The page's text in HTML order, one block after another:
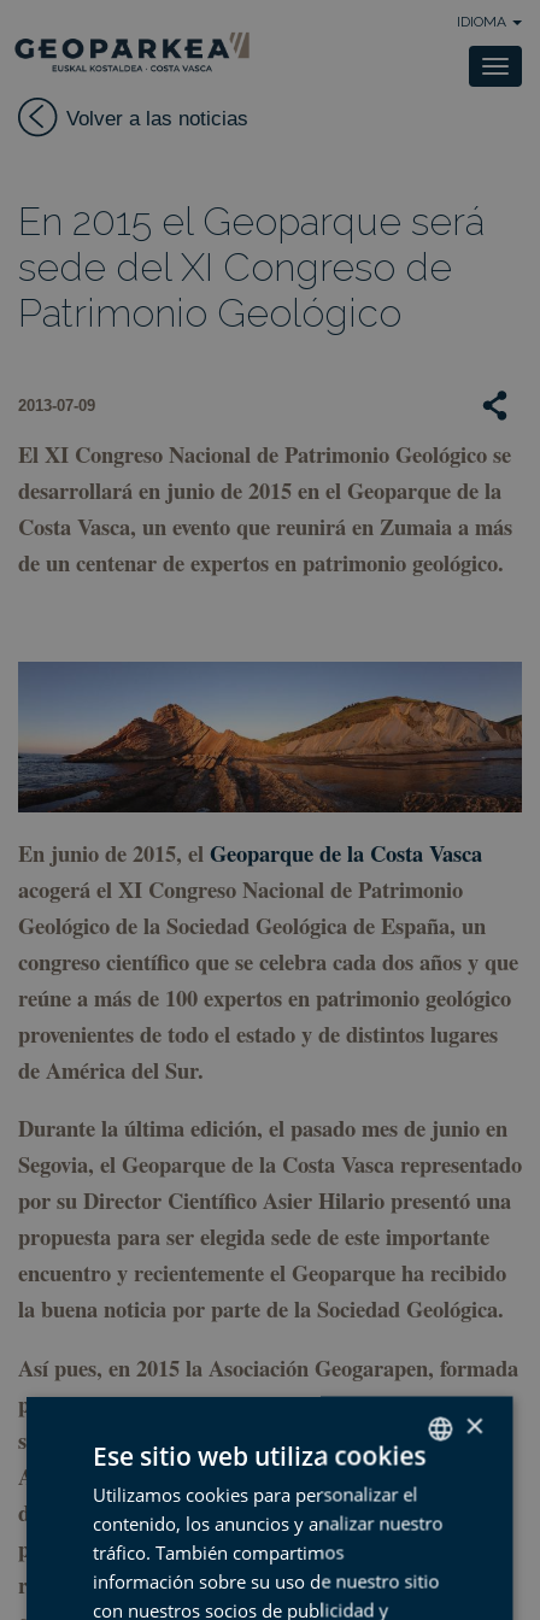
IDIOMA
Volver a las noticias
En 2015 el Geoparque será
sede del XI Congreso de
Patrimonio Geológico
2013-07-09
El XI Congreso Nacional de Patrimonio Geológico se
desarrollaráen junio de 2015en el Geoparque de la
Costa Vasca, un evento que reunirá en Zumaia a más
de un centenar de expertos en patrimonio geológico.
En junio de 2015, elGeoparque de la Costa Vasca
acogerá el XI Congreso Nacional de Patrimonio
Geológico de la Sociedad Geológica de España, un
congreso científico que se celebra cada dos años y que
reúne a más de 100 expertos en patrimonio geológico
provenientes de todo el estado y de distintos lugares
de América del Sur.
Durante la última edición, el pasado mes de junio en
Segovia, el Geoparque de la Costa Vasca representado
por su Director Científico Asier Hilario presentó una
propuesta para ser elegida sede de este importante
encuentro y recientemente el Geoparque ha recibido
la buena noticia por parte de la Sociedad Geológica.
Así pues, en 2015 la Asociación Geogarapen, formada
por los Ayuntamientos de Deba, Mutriku y Zumaia,
será la encargada de organizar dicho encuentro. La
Alhóndiga de Zumaia será el lugar donde se
desarrollará el congreso, no obstante, los
participantes tendrán la oportunidad de visitar el
resto del Geoparque con objeto de conocer la labor
SPANISH
BASQUE
ENGLISH
×
Ese sitio web utiliza cookies
Utilizamos cookies para personalizar el
contenido, los anuncios y analizar nuestro
tráfico. También compartimos
información sobre su uso de nuestro sitio
con nuestros socios de publicidad y